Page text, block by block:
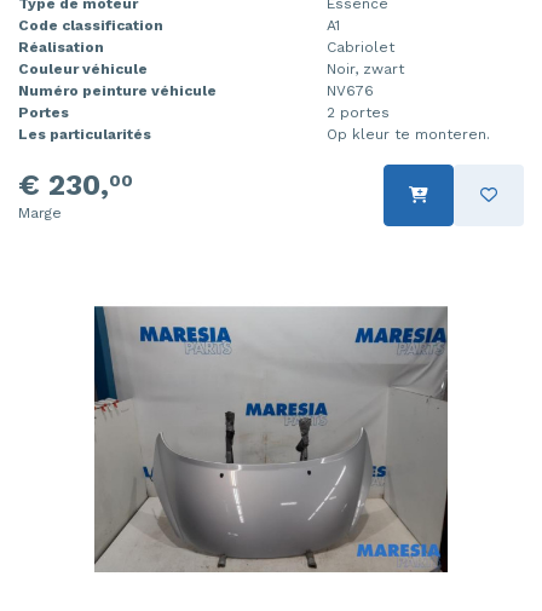
Type de moteur
Essence
Code classification
A1
Réalisation
Cabriolet
Couleur véhicule
Noir, zwart
Numéro peinture véhicule
NV676
Portes
2 portes
Les particularités
Op kleur te monteren.
€ 230,00
Marge